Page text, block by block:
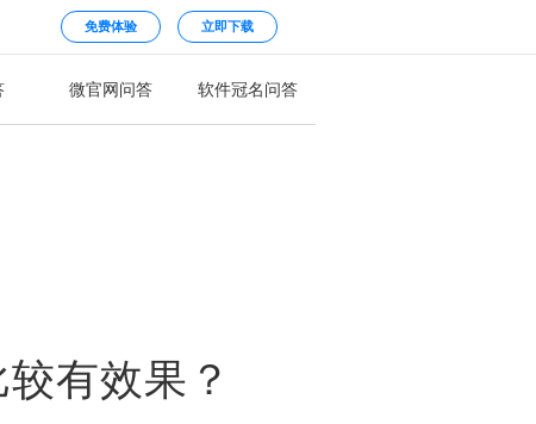
免费体验 立即下载
微官网问答 软件冠名问答
有效果？